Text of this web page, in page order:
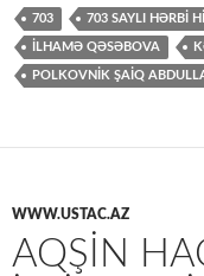
703 703 SAYLI HƏRBI
İLHAMƏ QƏSƏBOVA
POLKOVNIK ŞAIQ
WWW.USTAC.AZ
AQŞIN